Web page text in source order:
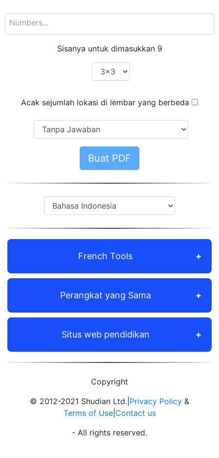
Sisanya untuk dimasukkan 9
Acak sejumlah lokasi di lembar yang berbeda
Buat PDF
French Tools
Perangkat yang Sama
Situs web pendidikan
Copyright
© 2012-2021 Shudian Ltd.| Privacy Policy &
Terms of Use| Contact us
- All rights reserved.